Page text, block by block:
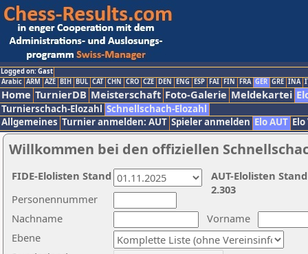
Logged on: Gast
Arabic ARM AZE BIH BUL CAT CHN CRO CZE DEN ENG ESP FAI FIN FRA GER GRE INA
Home TurnierDB Meisterschaft Foto-Galerie Meldekartei
Turnierschach-Elozahl Schnellschach-Elozahl
Allgemeines Turnier anmelden: AUT Spieler anmelden Elo AUT
Willkommen bei den offiziellen
Nachname
Vorname
Ebene
Personennummer
AUT-Elolisten
2.303
FIDE-Elolisten Stand